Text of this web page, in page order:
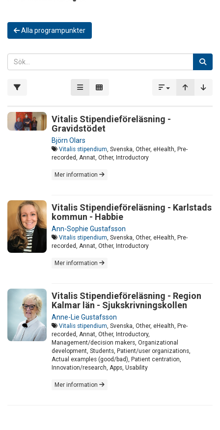
Alla programpunkter
Vitalis Stipendieföreläsning -
Gravidstödet
Björn Olars
Vitalis stipendium, Svenska, Other, eHealth, Pre-
recorded, Annat, Other, Introductory
Mer information
Vitalis Stipendieföreläsning - Karlstads
kommun - Habbie
Ann-Sophie Gustafsson
Vitalis stipendium, Svenska, Other, eHealth, Pre-
recorded, Annat, Other, Introductory
Mer information
Vitalis Stipendieföreläsning - Region
Kalmar län - Sjukskrivningskollen
Anne-Lie Gustafsson
Vitalis stipendium, Svenska, Other, eHealth, Pre-
recorded, Annat, Other, Introductory,
Management/decision makers, Organizational
development, Students, Patient/user organizations,
Actual examples (good/bad), Patient centration,
Innovation/research, Apps, Usability
Mer information